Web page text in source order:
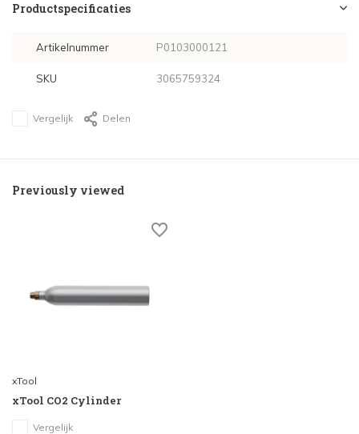
Productspecificaties
Artikelnummer P0103000121
SKU 3065759324
Vergelijk Delen
Previously viewed
xTool
xTool CO2 Cylinder
Vergelijk